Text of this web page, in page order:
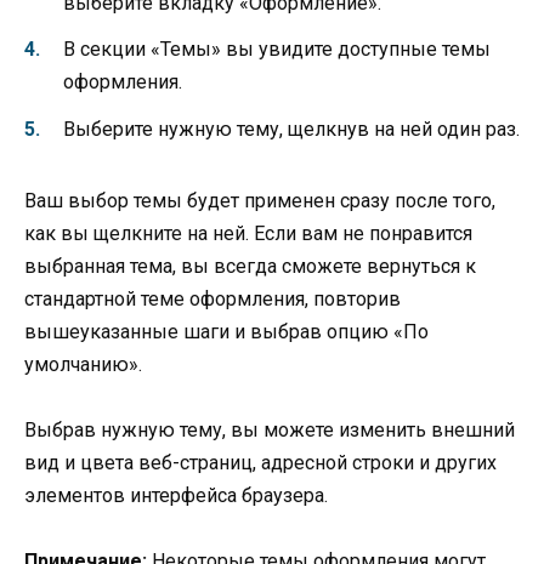
В секции «Темы» вы увидите доступные темы
оформления.
Выберите нужную тему, щелкнув на ней один раз.
Ваш выбор темы будет применен сразу после того,
как вы щелкните на ней. Если вам не понравится
выбранная тема, вы всегда сможете вернуться к
стандартной теме оформления, повторив
вышеуказанные шаги и выбрав опцию «По
умолчанию».
Выбрав нужную тему, вы можете изменить внешний
вид и цвета веб-страниц, адресной строки и других
элементов интерфейса браузера.